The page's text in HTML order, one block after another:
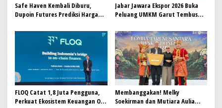
Safe Haven Kembali Diburu,
Dupoin Futures Prediksi Harga
Jabar Jawara Ekspor 2026 Buka
Peluang UMKM Garut Tembus
FLOQ Catat 1,8 Juta Pengguna,
Perkuat Ekosistem Keuangan On-
Membanggakan! Melky
Soekirman dan Mutiara Aulia